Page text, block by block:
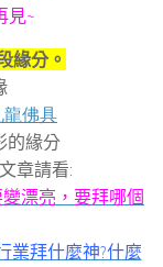
見~
緣分。
龍佛具
的緣分
章請看:
漂亮，要拜哪個
業拜什麼神?什麼